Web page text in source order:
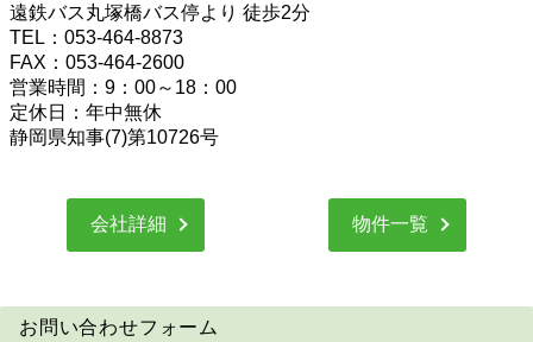
遠鉄バス丸塚橋バス停より 徒歩2分
TEL：053-464-8873
FAX：053-464-2600
営業時間：9：00～18：00
定休日：年中無休
静岡県知事(7)第10726号
会社詳細 物件一覧
お問い合わせフォーム